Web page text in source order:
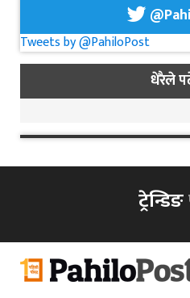
Tweets by @PahiloPost
धेरैले
ट्रेन्डिङ